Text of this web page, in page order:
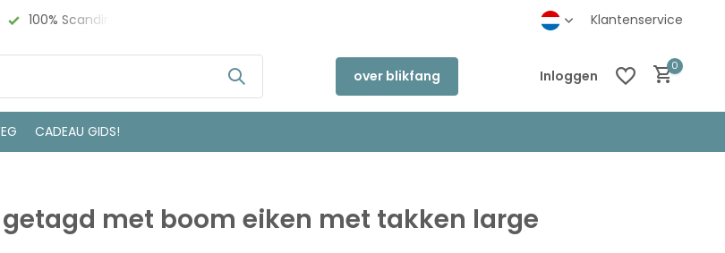
100% Scandinavisch Design Klantenservice
over blikfang Inloggen
Account aanmaken
0
CADEAU GIDS!
met boom eiken met takken large